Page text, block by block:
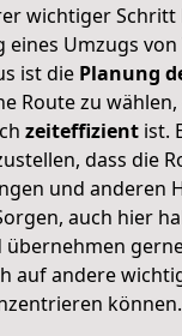
wichtiger Schritt
Umzugs von
ist diePlanung
Route zu
zeiteffizientist.
dass die
und anderen
auch hier
übernehmen
auf andere
können.